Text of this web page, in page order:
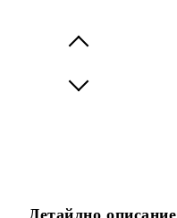
Детайлно описание